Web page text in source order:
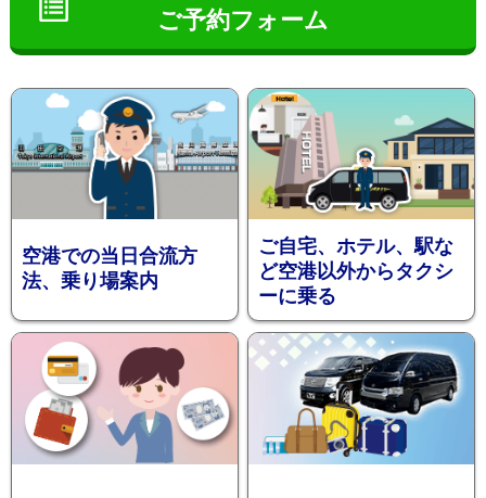
インフ
ォメー
ご予約フォーム
空港での当日合流方
法、乗り場案内
ご自宅、ホテル、駅な
ど空港以外からタクシ
ーに乗る